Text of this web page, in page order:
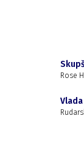
Rose
Vlada